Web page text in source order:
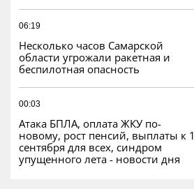
06:19
Несколько часов Самарской
области угрожали ракетная и
беспилотная опасность
00:03
Атака БПЛА, оплата ЖКУ по-
новому, рост пенсий, выплаты к 1
сентября для всех, синдром
упущенного лета - новости дня